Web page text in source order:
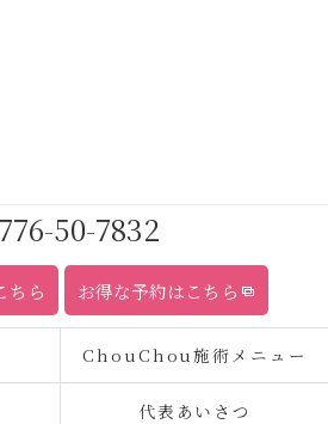
50-7832
ちら お得な予約はこちら
ChouChou施術メニュー
代表あいさつ